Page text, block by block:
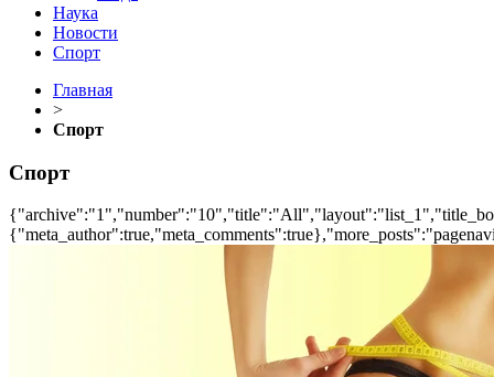
Наука
Новости
Спорт
Главная
>
Спорт
Спорт